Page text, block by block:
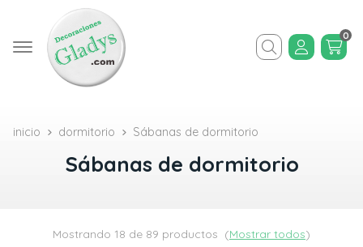
Buscar
0
inicio dormitorio Sábanas de dormitorio
Sábanas de dormitorio
Mostrando 18 de 89 productos (Mostrar todos)